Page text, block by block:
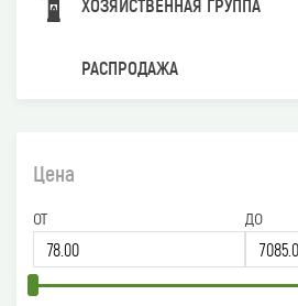
РАСПРОДАЖА
Цена
от до